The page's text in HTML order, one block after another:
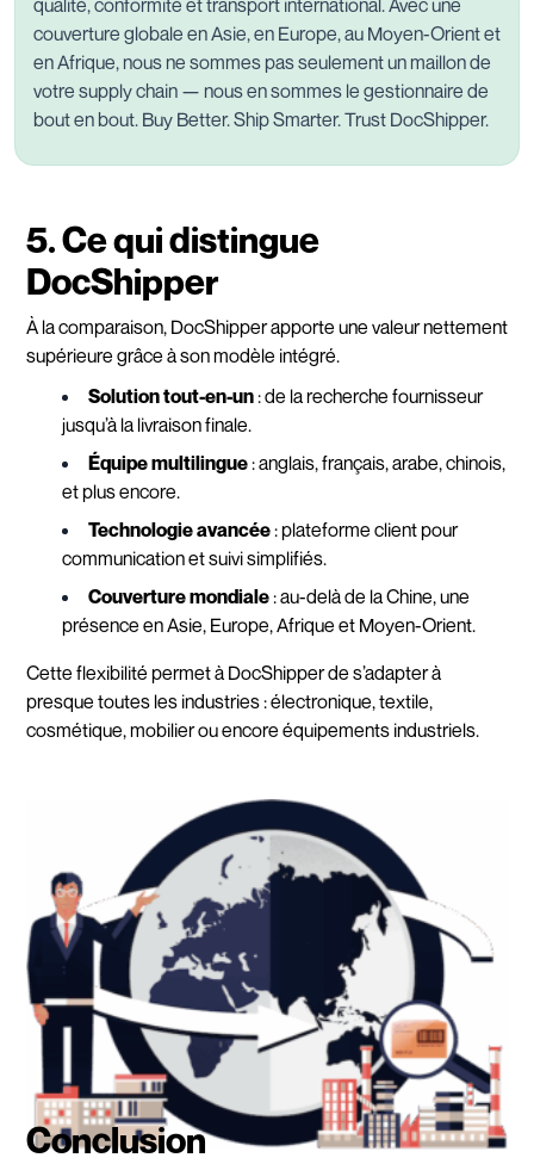
qualité, conformité et transport international. Avec une
couverture globale en Asie, en Europe, au Moyen-Orient et
en Afrique, nous ne sommes pas seulement un maillon de
votre supply chain — nous en sommes le gestionnaire de
bout en bout. Buy Better. Ship Smarter. Trust DocShipper.
5. Ce qui distingue
DocShipper
À la comparaison, DocShipper apporte une valeur nettement
supérieure grâce à son modèle intégré.
Solution tout-en-un: de la recherche fournisseur
jusqu’à la livraison finale.
Équipe multilingue: anglais, français, arabe, chinois,
et plus encore.
Technologie avancée: plateforme client pour
communication et suivi simplifiés.
Couverture mondiale: au-delà de la Chine, une
présence en Asie, Europe, Afrique et Moyen-Orient.
Cette flexibilité permet à DocShipper de s’adapter à
presque toutes les industries : électronique, textile,
cosmétique, mobilier ou encore équipements industriels.
Conclusion